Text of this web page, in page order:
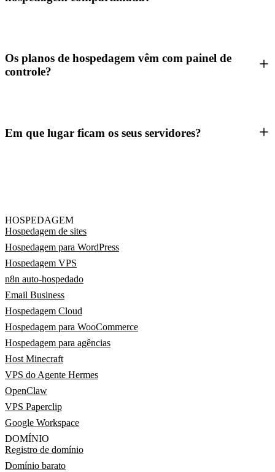
Os planos de hospedagem vêm com painel de
controle?
Em que lugar ficam os seus servidores?
HOSPEDAGEM
Hospedagem de sites
Hospedagem para WordPress
Hospedagem VPS
n8n auto-hospedado
Email Business
Hospedagem Cloud
Hospedagem para WooCommerce
Hospedagem para agências
Host Minecraft
VPS do Agente Hermes
OpenClaw
VPS Paperclip
Google Workspace
DOMÍNIO
Registro de domínio
Domínio barato